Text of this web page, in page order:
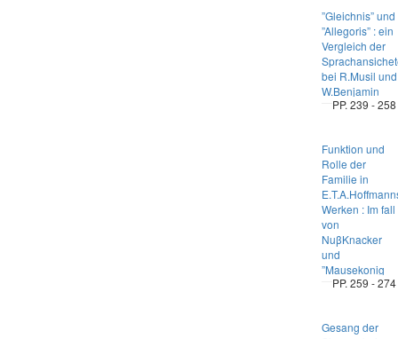
”Gleichnis” und
”Allegoris” : ein
Vergleich der
bei R.Musil und
W.Benjamin
PP. 239 - 258
Funktion und
Rolle der
Familie in
Werken : Im fall
von
NuβKnacker
und
”Mausekonig
PP. 259 - 274
Gesang der